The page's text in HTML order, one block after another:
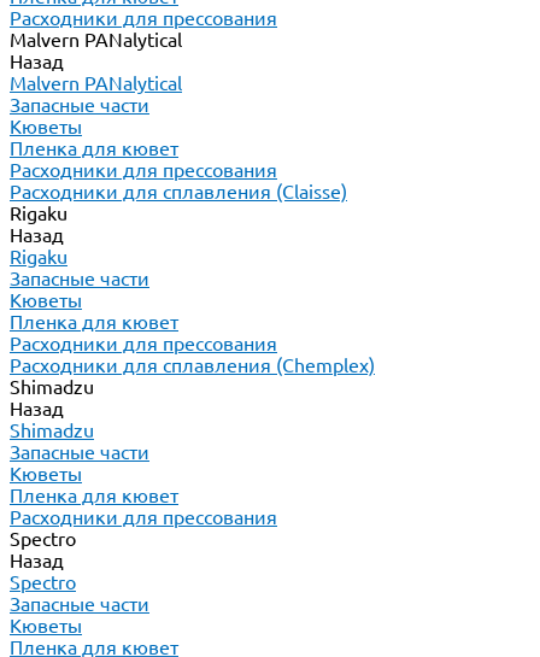
Расходники для прессования
Malvern PANalytical
Назад
Malvern PANalytical
Запасные части
Кюветы
Пленка для кювет
Расходники для прессования
Расходники для сплавления (Claisse)
Rigaku
Назад
Rigaku
Запасные части
Кюветы
Пленка для кювет
Расходники для прессования
Расходники для сплавления (Chemplex)
Shimadzu
Назад
Shimadzu
Запасные части
Кюветы
Пленка для кювет
Расходники для прессования
Spectro
Назад
Spectro
Запасные части
Кюветы
Пленка для кювет